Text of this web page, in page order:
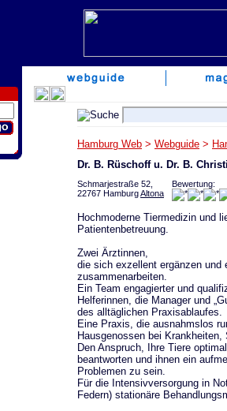
Hamburg Web > Webguide >
Dr. B. Rüschoff u. Dr. B.
Schmarjestraße 52,
22767 HamburgAltona
Bewertung:
Hochmoderne Tiermedizin und
Patientenbetreuung.
Zwei Ärztinnen,
die sich exzellent ergänzen und
zusammenarbeiten.
Ein Team engagierter und
Helferinnen, die Manager und
des alltäglichen Praxisablaufes.
Eine Praxis, die ausnahmslos
Hausgenossen bei Krankheiten,
Den Anspruch, Ihre Tiere
beantworten und ihnen ein
Problemen zu sein.
Für die Intensivversorgung in
Federn) stationäre